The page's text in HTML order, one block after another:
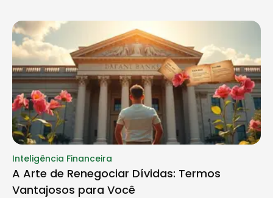
Inteligência Financeira
A Arte de Renegociar Dívidas: Termos
Vantajosos para Você